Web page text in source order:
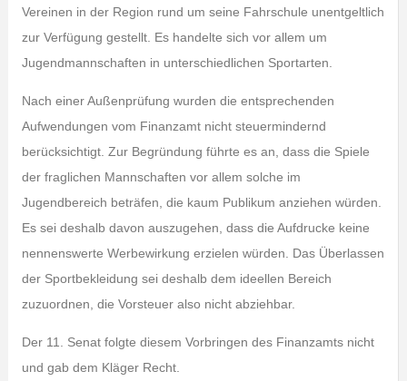
Vereinen in der Region rund um seine Fahrschule unentgeltlich
zur Verfügung gestellt. Es handelte sich vor allem um
Jugendmannschaften in unterschiedlichen Sportarten.
Nach einer Außenprüfung wurden die entsprechenden
Aufwendungen vom Finanzamt nicht steuermindernd
berücksichtigt. Zur Begründung führte es an, dass die Spiele
der fraglichen Mannschaften vor allem solche im
Jugendbereich beträfen, die kaum Publikum anziehen würden.
Es sei deshalb davon auszugehen, dass die Aufdrucke keine
nennenswerte Werbewirkung erzielen würden. Das Überlassen
der Sportbekleidung sei deshalb dem ideellen Bereich
zuzuordnen, die Vorsteuer also nicht abziehbar.
Der 11. Senat folgte diesem Vorbringen des Finanzamts nicht
und gab dem Kläger Recht.